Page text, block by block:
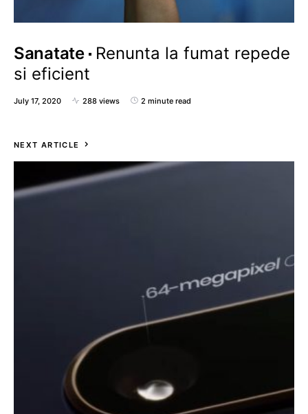
Sanatate
Renunta la fumat repede
si eficient
July 17, 2020 288 views 2 minute read
NEXT ARTICLE